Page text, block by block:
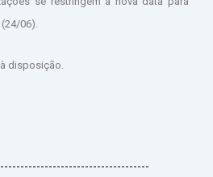
(24/06).
disposição.